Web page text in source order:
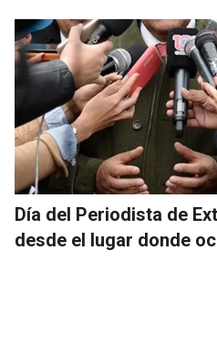
Día del Periodista de
desde el lugar donde